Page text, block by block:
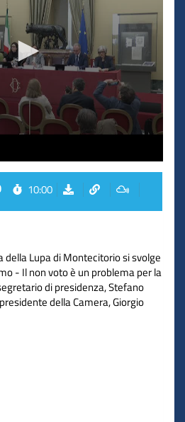
10:00
della Lupa di Montecitorio si svolge
- Il non voto è un problema per la
di presidenza, Stefano
della Camera, Giorgio